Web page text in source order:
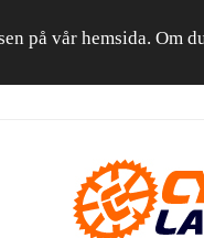
på vår hemsida. Om